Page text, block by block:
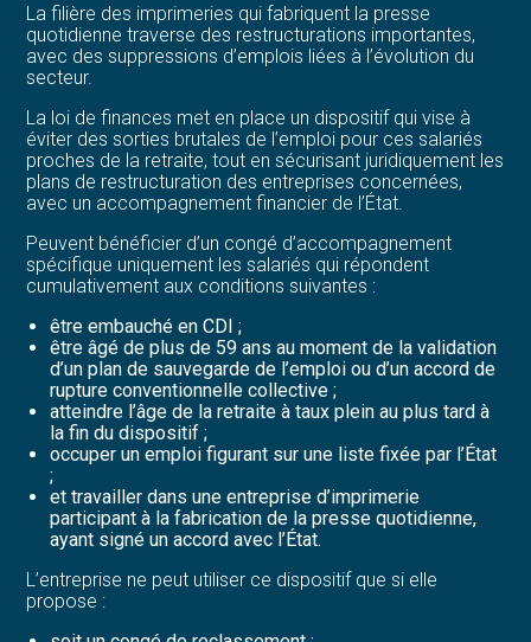
La filière des imprimeries qui fabriquent la presse
quotidienne traverse des restructurations importantes,
avec des suppressions d’emplois liées à l’évolution du
secteur.
La loi de finances met en place un dispositif qui vise à
éviter des sorties brutales de l’emploi pour ces salariés
proches de la retraite, tout en sécurisant juridiquement les
plans de restructuration des entreprises concernées,
avec un accompagnement financier de l’État.
Peuvent bénéficier d’un congé d’accompagnement
spécifique uniquement les salariés qui répondent
cumulativement aux conditions suivantes :
être embauché en CDI ;
être âgé de plus de 59 ans au moment de la validation
d’un plan de sauvegarde de l’emploi ou d’un accord de
rupture conventionnelle collective ;
atteindre l’âge de la retraite à taux plein au plus tard à
la fin du dispositif ;
occuper un emploi figurant sur une liste fixée par l’État
;
et travailler dans une entreprise d’imprimerie
participant à la fabrication de la presse quotidienne,
ayant signé un accord avec l’État.
L’entreprise ne peut utiliser ce dispositif que si elle
propose :